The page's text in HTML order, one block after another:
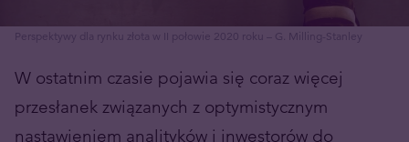
Perspektywy dla rynku złota w II połowie 2020 roku – G. Milling-Stanley
W ostatnim czasie pojawia się coraz więcej
przesłanek związanych z optymistycznym
nastawieniem analityków i inwestorów do